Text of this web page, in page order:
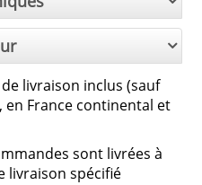
livraison inclus (sauf
France continental et
sont livrées à
livraison spécifié